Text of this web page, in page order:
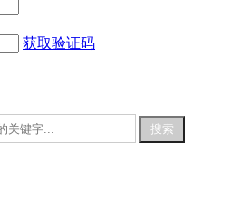
获取验证码